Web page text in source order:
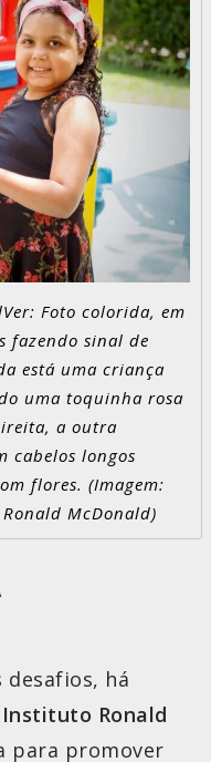
Foto colorida, em
fazendo sinal de
está uma criança
uma toquinha rosa
a outra
cabelos longos
flores. (Imagem:
McDonald)
desafios, há
Instituto Ronald
para promover